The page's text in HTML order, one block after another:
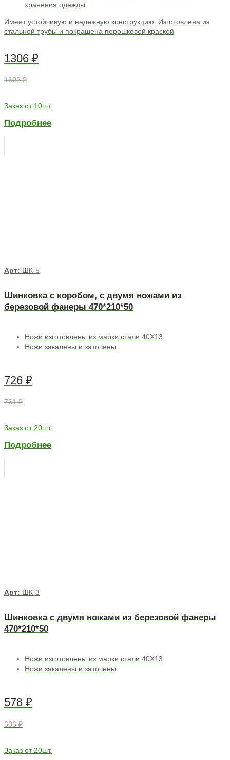
хранения одежды
Имеет устойчивую и надежную конструкцию. Изготовлена из
стальной трубы и покрашена порошковой краской
1306 ₽
1602 ₽
Заказ от 10шт.
Подробнее
Арт: ШК-5
Шинковка с коробом, с двумя ножами из
березовой фанеры 470*210*50
Ножи изготовлены из марки стали 40Х13
Ножи закалены и заточены
726 ₽
761 ₽
Заказ от 20шт.
Подробнее
Арт: ШК-3
Шинковка с двумя ножами из березовой фанеры
470*210*50
Ножи изготовлены из марки стали 40Х13
Ножи закалены и заточены
578 ₽
606 ₽
Заказ от 20шт.